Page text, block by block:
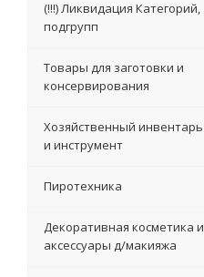
(!!!) Ликвидация Категорий,
подгрупп
Товары для заготовки и
консервирования
Хозяйственный инвентарь
и инструмент
Пиротехника
Декоративная косметика и
аксессуары д/макияжа